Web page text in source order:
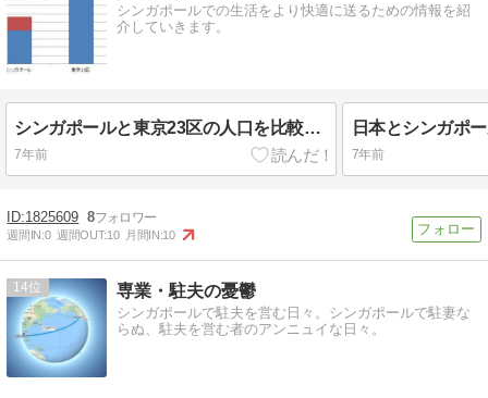
シンガポールでの生活をより快適に送るための情報を紹
介していきます。
シンガポールと東京23区の人口を比較してみる
7年前 7年前
1825609 8
週間IN:0 週間OUT:10 月間IN:10
14 専業・駐夫の憂鬱
シンガポールで駐夫を営む日々。シンガポールで駐妻な
らぬ、駐夫を営む者のアンニュイな日々。